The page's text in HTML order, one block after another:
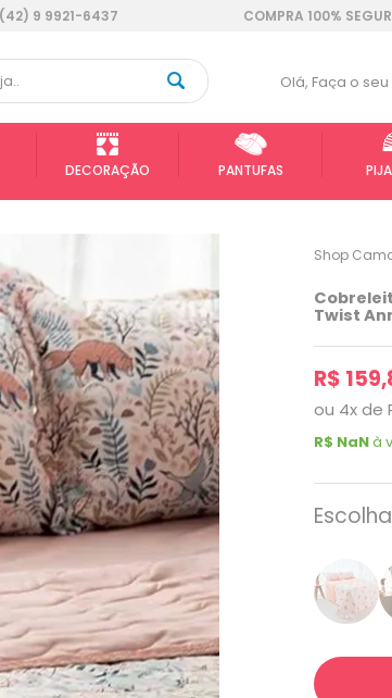
9 9921-6437 COMPRA 100%
Olá, Faça o
DECORAÇÃO PANTUFAS
Shop
Twist
R$
ou 4xde
R$ NaNà